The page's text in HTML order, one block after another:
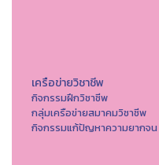
เครือข่ายวิชาชีพ
กิจกรรมฝึกวิชาชีพ
กลุ่มเครือข่ายสมาคมวิชาชีพ
กิจกรรมแก้ปัญหาความยากจน